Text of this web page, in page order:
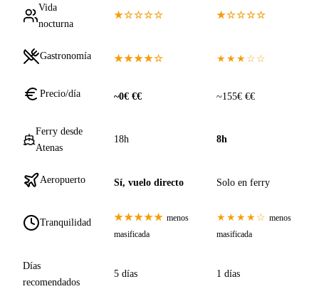
Vida
nocturna
★☆☆☆☆ ★☆☆☆☆
Gastronomía ★★★★☆ ★★★☆☆
Precio/día ~0€ €€ ~155€ €€
Ferry desde
Atenas
18h 8h
Aeropuerto Sí, vuelo directo Solo en ferry
Tranquilidad ★★★★★ menos
masificada
★★★★☆ menos
masificada
Días
recomendados
5 días 1 días